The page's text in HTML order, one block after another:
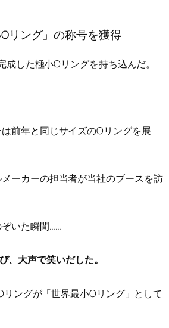
リング」の称号を獲得
した極小Oリングを持ち込んだ。
前年と同じサイズのOリングを展
ーカーの担当者が当社のブースを訪
いた瞬間……
、大声で笑いだした。
ングが「世界最小Oリング」として